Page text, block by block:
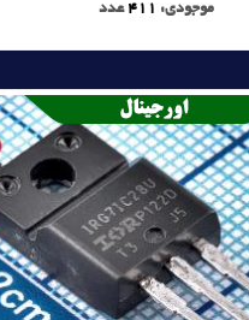
موجودی: 411 عدد